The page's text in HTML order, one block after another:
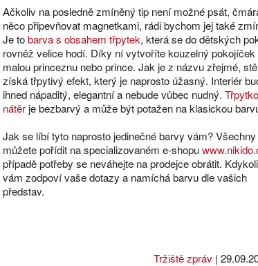
Ačkoliv na posledně zmíněný tip není možné psát,
něco připevňovat magnetkami, rádi bychom jej také
Je tobarva s obsahem třpytek, která se do dětských
rovněž velice hodí. Díky ní vytvoříte kouzelný pokojíček
malou princeznu nebo prince. Jak je z názvu zřejmé,
získá třpytivý efekt, který je naprosto úžasný. Interiér
ihned nápaditý, elegantní a nebude vůbec nudný.
nátěr je bezbarvý a může být potažen na klasickou
Jak se líbí tyto naprosto jedinečné barvy vám? Všechny
můžete pořídit na specializovaném e-shopu
případě potřeby se neváhejte na prodejce obrátit.
vám zodpoví vaše dotazy a namíchá barvu dle vašich
představ.
Tržiště zpráv |